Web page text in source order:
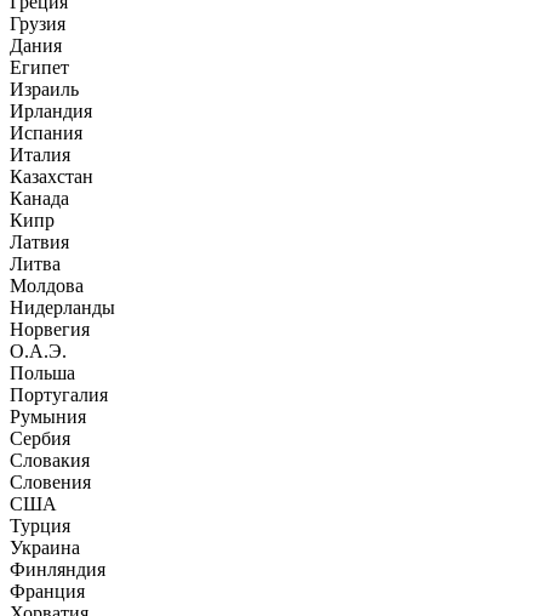
Грузия
Дания
Египет
Израиль
Ирландия
Испания
Италия
Казахстан
Канада
Кипр
Латвия
Литва
Молдова
Нидерланды
Норвегия
О.А.Э.
Польша
Португалия
Румыния
Сербия
Словакия
Словения
США
Турция
Украина
Финляндия
Франция